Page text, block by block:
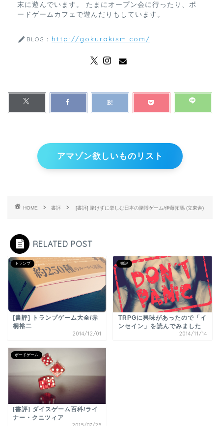
末に遊んでいます。 たまにオープン会に行ったり、ボ
ードゲームカフェで遊んだりもしています。
BLOG： http://gokurakism.com/
アマゾン欲しいものリスト
HOME 書評 [書評] 賭けずに楽しむ日本の賭博ゲーム/伊藤拓馬 (立東舎)
RELATED POST
トランプ
[書評] トランプゲーム大全/赤
桐裕二
2014/12/01
書評
TRPGに興味があったので「イ
ンセイン」を読んでみました
2014/11/14
ボードゲーム
[書評] ダイスゲーム百科/ライ
ナー・クニツィア